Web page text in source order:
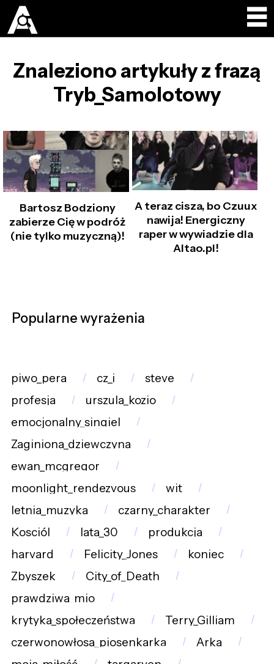
Znaleziono artykuły z frazą
Tryb_Samolotowy
Bartosz Bodziony
zabierze Cię w podróż
(nie tylko muzyczną)!
A teraz cisza, bo Czuux
nawija! Energiczny
raper w wywiadzie dla
Altao.pl!
Popularne wyrażenia
piwo_pera cz_i
steve
profesja
urszula_kozio
emocjonalny_singiel
Zaginiona_dziewczyna
ewan_mcgregor
moonlight_rendezvous
wit
letnia_muzyka
czarny_charakter
Kosciól
lata_30
produkcja
harvard
Felicity_Jones
koniec
Zbyszek
City_of_Death
prawdziwa_mio
krytyka_społeczeństwa
Terry_Gilliam
czerwonowłosa_piosenkarka
Arka